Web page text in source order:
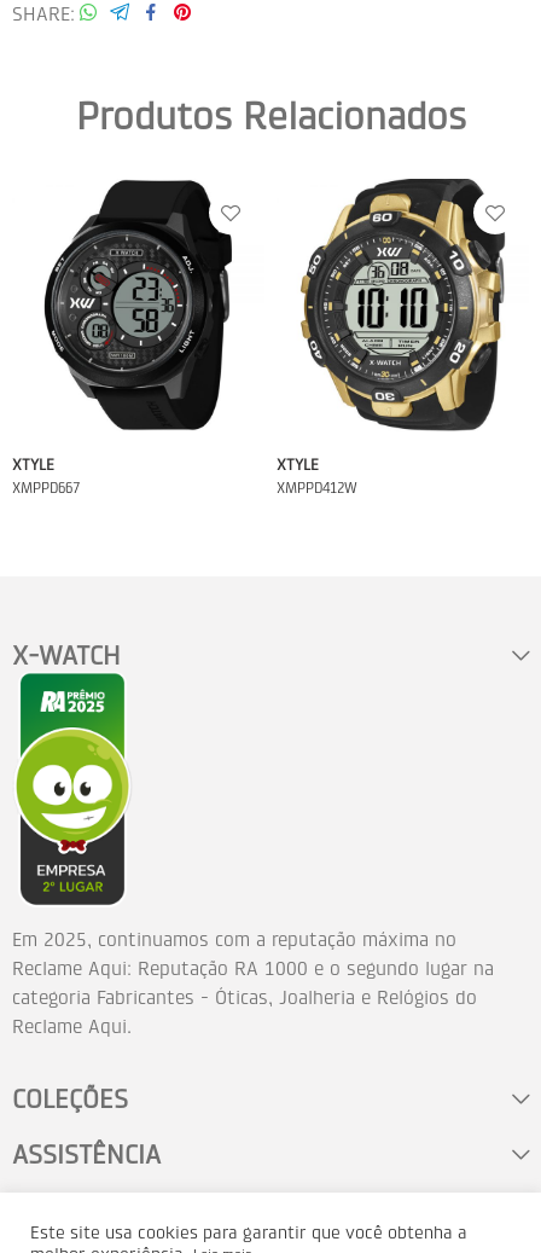
SHARE
Produtos Relacionados
XTYLE
XMPPD667
XTYLE
XMPPD412W
X-WATCH
Em 2025, continuamos com a reputação máxima no
Reclame Aqui: Reputação RA 1000 e o segundo lugar na
categoria Fabricantes - Óticas, Joalheria e Relógios do
Reclame Aqui.
COLEÇÕES
ASSISTÊNCIA
Este site usa cookies para garantir que você obtenha a